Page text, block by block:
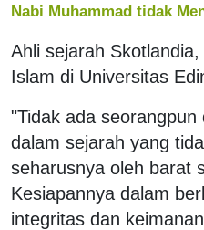
Nabi Muhammad tidak
Ahli sejarah
Islam di Universitas
"Tidak ada
dalam sejarah yang
seharusnya oleh barat
Kesiapannya dalam
integritas dan